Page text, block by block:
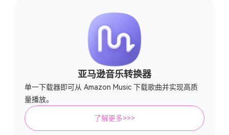
亚马逊音乐转换器
单一下载器即可从 Amazon Music 下载歌曲并实现高质
量播放。
了解更多>>>